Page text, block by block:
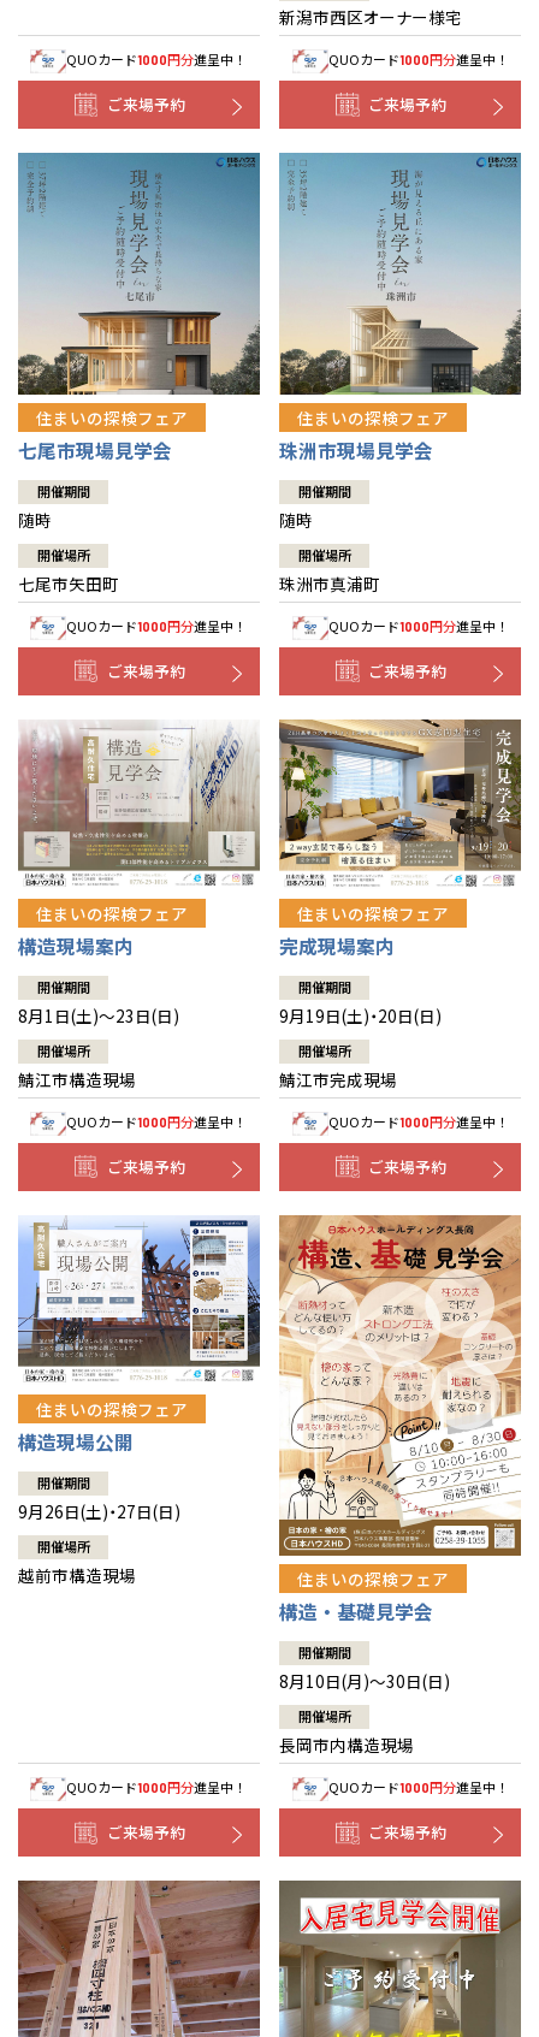
QUOカード1000円分進呈中！
ご来場予約
新潟市西区オーナー様宅
QUOカード1000円分進呈中！
ご来場予約
住まいの探検フェア
七尾市現場見学会
開催期間
随時
開催場所
七尾市矢田町
QUOカード1000円分進呈中！
ご来場予約
住まいの探検フェア
珠洲市現場見学会
開催期間
随時
開催場所
珠洲市真浦町
QUOカード1000円分進呈中！
ご来場予約
住まいの探検フェア
構造現場案内
開催期間
8月1日(土)～23日(日)
開催場所
鯖江市構造現場
QUOカード1000円分進呈中！
ご来場予約
住まいの探検フェア
完成現場案内
開催期間
9月19日(土)・20日(日)
開催場所
鯖江市完成現場
QUOカード1000円分進呈中！
ご来場予約
住まいの探検フェア
構造現場公開
開催期間
9月26日(土)・27日(日)
開催場所
越前市構造現場
QUOカード1000円分進呈中！
ご来場予約
住まいの探検フェア
構造・基礎見学会
開催期間
8月10日(月)～30日(日)
開催場所
長岡市内構造現場
QUOカード1000円分進呈中！
ご来場予約